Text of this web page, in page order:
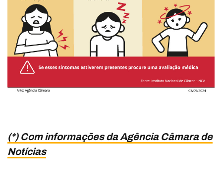
(*) Com informações da Agência Câmara de
Notícias